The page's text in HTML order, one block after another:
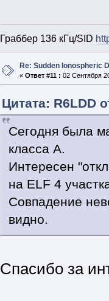
Граббер 136 кГц/SID
Re: Sudden Ionospheric
« Ответ #11 : 02 Сентября
Цитата: R6LDD
Сегодня была
класса А.
Интересен
на ELF 4
Совпадение
видно.
Спасибо за